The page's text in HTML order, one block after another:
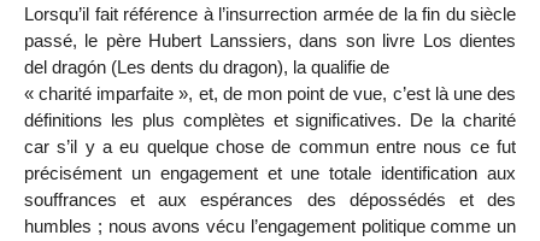
Lorsqu’il fait référence à l’insurrection armée de la fin du siècle
passé, le père Hubert Lanssiers, dans son livre Los dientes
del dragón (Les dents du dragon), la qualifie de
« charité imparfaite », et, de mon point de vue, c’est là une des
définitions les plus complètes et significatives. De la charité
car s’il y a eu quelque chose de commun entre nous ce fut
précisément un engagement et une totale identification aux
souffrances et aux espérances des dépossédés et des
humbles ; nous avons vécu l’engagement politique comme un